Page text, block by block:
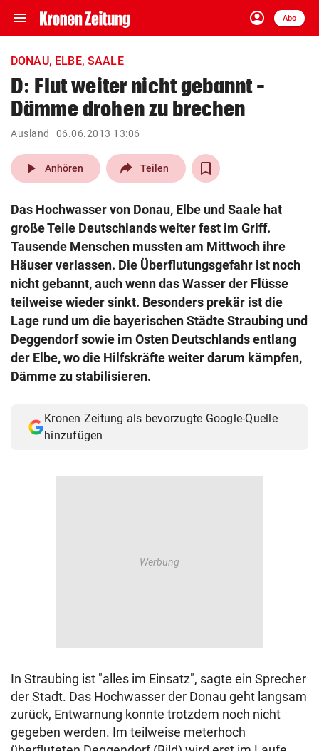
menu Navigation
ein-/ausklappen
account_circle
Anmelden
Abo
close Schließen
account_circle Anmelden
arrow_right
pin_drop
Wien arrow_right
search
Suchbegriff
eingeben
© Krone Multimedia GmbH & Co KG 2026
Muthgasse 2, 1190 Wien
DONAU, ELBE, SAALE
D: Flut weiter nicht gebannt –
Dämme drohen zu brechen
Ausland 06.06.2013 13:06
play_arrow Anhören Teilen
Das Hochwasser von Donau, Elbe und Saale hat
große Teile Deutschlands weiter fest im Griff.
Tausende Menschen mussten am Mittwoch ihre
Häuser verlassen. Die Überflutungsgefahr ist noch
nicht gebannt, auch wenn das Wasser der Flüsse
teilweise wieder sinkt. Besonders prekär ist die
Lage rund um die bayerischen Städte Straubing und
Deggendorf sowie im Osten Deutschlands entlang
der Elbe, wo die Hilfskräfte weiter darum kämpfen,
Dämme zu stabilisieren.
Kronen Zeitung als bevorzugte Google-Quelle
hinzufügen
In Straubing ist "alles im Einsatz", sagte ein Sprecher
der Stadt. Das Hochwasser der Donau geht langsam
zurück, Entwarnung konnte trotzdem noch nicht
gegeben werden. Im teilweise meterhoch